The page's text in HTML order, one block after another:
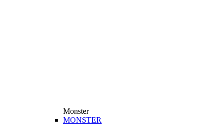
Monster
MONSTER